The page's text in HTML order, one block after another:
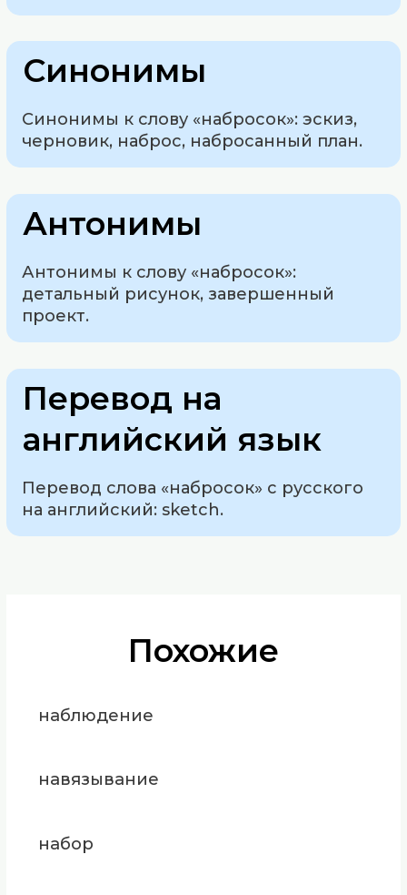
Синонимы
Синонимы к слову «набросок»: эскиз,
черновик, наброс, набросанный план.
Антонимы
Антонимы к слову «набросок»:
детальный рисунок, завершенный
проект.
Перевод на
английский язык
Перевод слова «набросок» с русского
на английский: sketch.
Похожие
наблюдение
навязывание
набор